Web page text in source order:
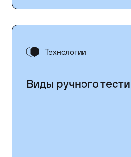
Технологии
Виды ручного